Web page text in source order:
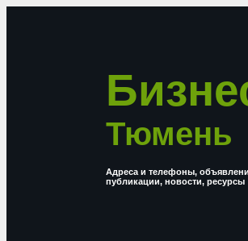
Тюмень
Адреса и телефоны,
публикации, новости, ресурсы